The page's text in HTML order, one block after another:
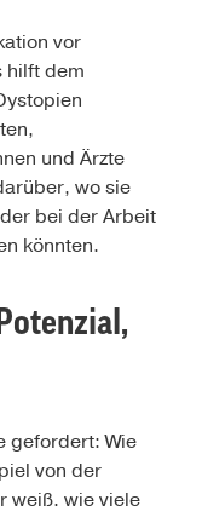
vor
hilft dem
und Ärzte
wo sie
bei der Arbeit
könnten.
gefordert: Wie
von der
weiß, wie viele